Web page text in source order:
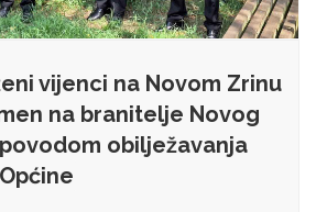
vijenci na Novom Zrinu
na branitelje Novog
obilježavanja